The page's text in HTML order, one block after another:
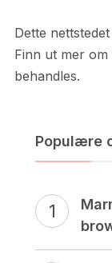
Dette
Finn ut mer
behandles.
Populære